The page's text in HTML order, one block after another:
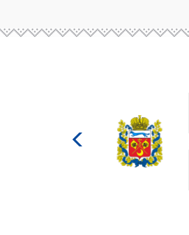
Министерство
культуры
Российской
федерации